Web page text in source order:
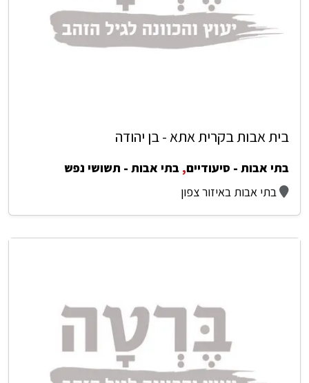
בית אבות בקרית אתא - בן יהודה
בתי אבות - סיעודיים, בתי אבות - תשושי נפש
בתי אבות באיזור צפון